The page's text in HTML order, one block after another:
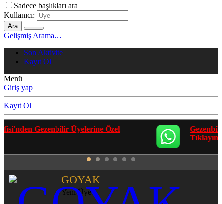
Sadece başlıkları ara
Kullanıcı:
Ara
Gelişmiş Arama…
Son Aktivite
Kayıt Ol
Menü
Giriş yap
Kayıt Ol
Gezenbilir Whatsapp Grupları'na Katılmak İçin
GOYAK
Yeni Üye